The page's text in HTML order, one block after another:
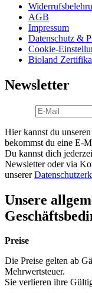
AGB
Impressum
Datenschutz &
Cookie-
Bioland
Newsletter
Hier kannst du
bekommst du eine E-
Du kannst dich
Newsletter oder via
unserer
Unsere
Preise
Die Preise gelten ab
Mehrwertsteuer.
Sie verlieren ihre